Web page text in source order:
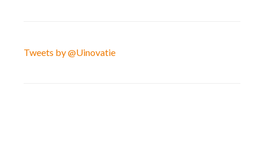
Tweets by @Uinovatie